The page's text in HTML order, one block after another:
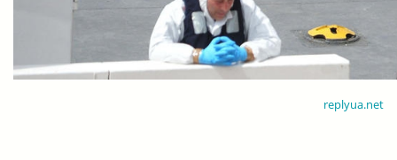
replyua.net